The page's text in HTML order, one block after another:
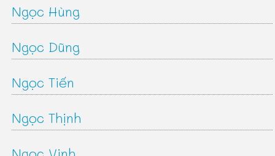
Ngọc Hùng
Ngọc Dũng
Ngọc Tiến
Ngọc Thịnh